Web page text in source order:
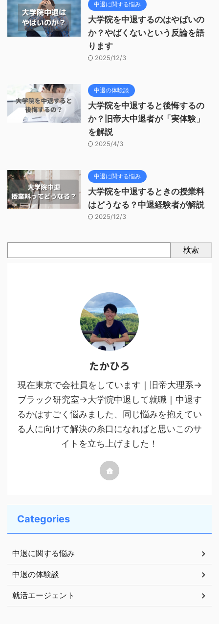
中退に関する悩み
大学院を中退するのはやばいの
か？やばくないという反論を語
ります
2025/12/3
中退の体験談
大学院を中退すると後悔するの
か？旧帝大中退者が「実体験」
を解説
2025/4/3
中退に関する悩み
大学院を中退するときの授業料
はどうなる？中退経験者が解説
2025/12/3
検索
たかひろ
現在東京で会社員をしています｜旧帝大理系→
ブラック研究室→大学院中退して就職｜中退す
るかはすごく悩みました、同じ悩みを抱えてい
る人に向けて解決の糸口になればと思いこのサ
イトを立ち上げました！
Categories
中退に関する悩み
中退の体験談
就活エージェント